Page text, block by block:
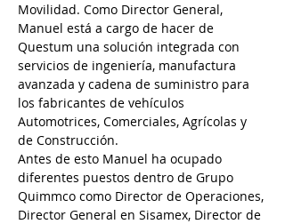
Movilidad. Como Director General,
Manuel está a cargo de hacer de
Questum una solución integrada con
servicios de ingeniería, manufactura
avanzada y cadena de suministro para
los fabricantes de vehículos
Automotrices, Comerciales, Agrícolas y
de Construcción.
Antes de esto Manuel ha ocupado
diferentes puestos dentro de Grupo
Quimmco como Director de Operaciones,
Director General en Sisamex, Director de